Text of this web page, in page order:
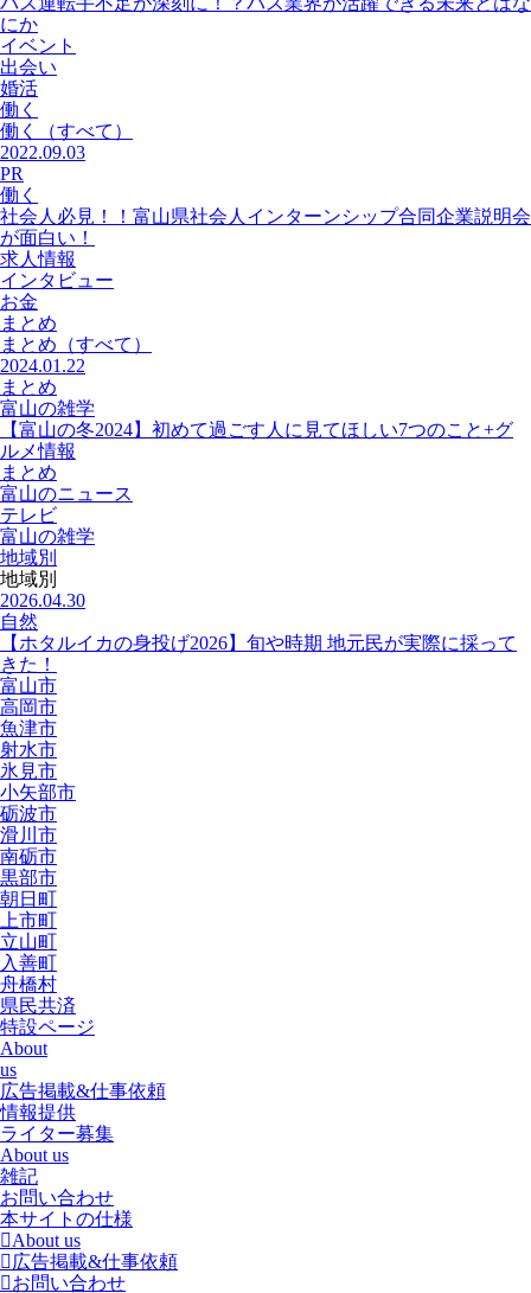
にか
イベント
出会い
婚活
働く
働く
（すべて）
2022.09.03
PR
働く
社会人必見！！富山県社会人インターンシップ合同企業説明会
が面白い！
求人情報
インタビュー
お金
まとめ
まとめ （すべて）
2024.01.22
まとめ
富山の雑学
【富山の冬2024】初めて過ごす人に見てほしい7つのこと+グ
ルメ情報
まとめ
富山のニュース
テレビ
富山の雑学
地域別
地域別
2026.04.30
自然
【ホタルイカの身投げ2026】旬や時期 地元民が実際に採って
きた！
富山市
高岡市
魚津市
射水市
氷見市
小矢部市
砺波市
滑川市
南砺市
黒部市
朝日町
上市町
立山町
入善町
舟橋村
県民共済
特設ページ
About
us
広告掲載&仕事依頼
情報提供
ライター募集
About us
雑記
お問い合わせ
本サイトの仕様
About us
広告掲載&仕事依頼
お問い合わせ